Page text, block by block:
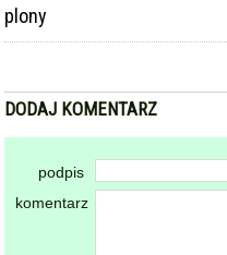
plony
DODAJ KOMENTARZ
podpis
komentarz